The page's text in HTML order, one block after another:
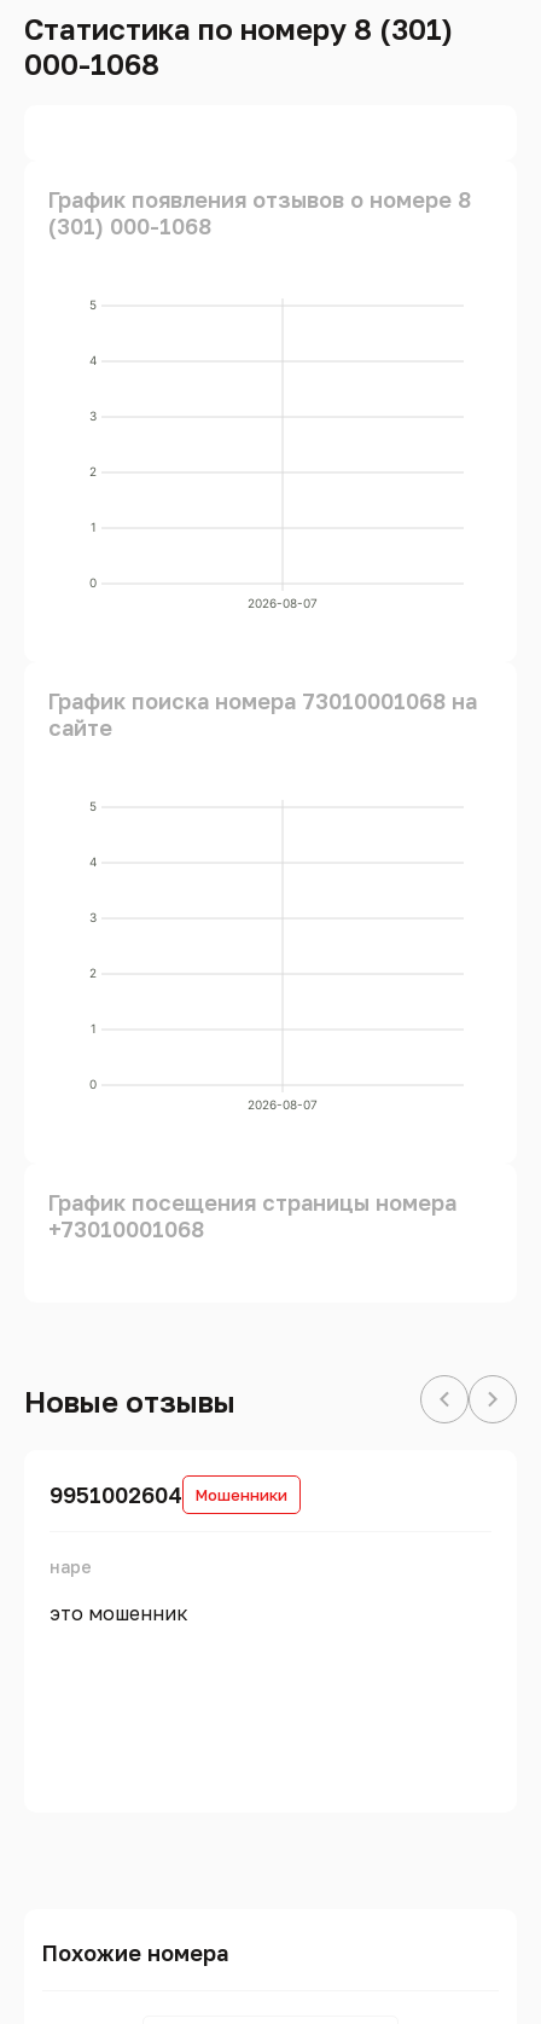
Статистика по номеру 8 (301)
000-1068
График появления отзывов о номере 8
(301) 000-1068
0
1
2
3
4
5
2026-08-07
График поиска номера 73010001068 на
сайте
0
1
2
3
4
5
2026-08-07
График посещения страницы номера
+73010001068
Новые отзывы
9951002604 Мошенники
наре
это мошенник
Похожие номера